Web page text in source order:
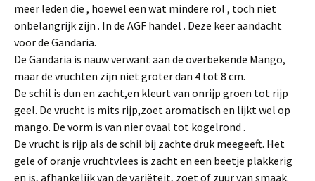
meer leden die , hoewel een wat mindere rol , toch niet
onbelangrijk zijn . In de AGF handel . Deze keer aandacht
voor de Gandaria.
De Gandaria is nauw verwant aan de overbekende Mango,
maar de vruchten zijn niet groter dan 4 tot 8 cm.
De schil is dun en zacht,en kleurt van onrijp groen tot rijp
geel. De vrucht is mits rijp,zoet aromatisch en lijkt wel op
mango. De vorm is van nier ovaal tot kogelrond .
De vrucht is rijp als de schil bij zachte druk meegeeft. Het
gele of oranje vruchtvlees is zacht en een beetje plakkerig
en is, afhankelijk van de variëteit, zoet of zuur van smaak.